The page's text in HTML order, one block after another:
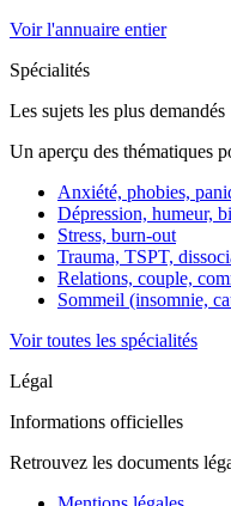
Voir l'annuaire entier
Spécialités
Les sujets les plus demandés
Un aperçu des thématiques
Anxiété, phobies,
Dépression, humeur,
Stress, burn-out
Trauma, TSPT,
Relations, couple,
Sommeil (insomnie,
Voir toutes les spécialités
Légal
Informations officielles
Retrouvez les documents